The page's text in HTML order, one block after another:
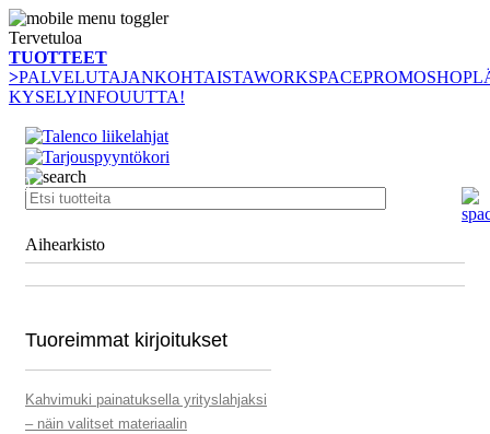
Tervetuloa
TUOTTEET
>PALVELUTAJANKOHTAISTAWORKSPACEPROMOSHOP
KYSELYINFOUUTTA!
0
Aihearkisto
Tuoreimmat kirjoitukset
Kahvimuki painatuksella yrityslahjaksi
– näin valitset materiaalin